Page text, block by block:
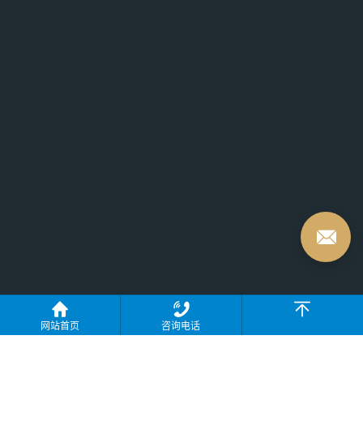
网站首页 咨询电话